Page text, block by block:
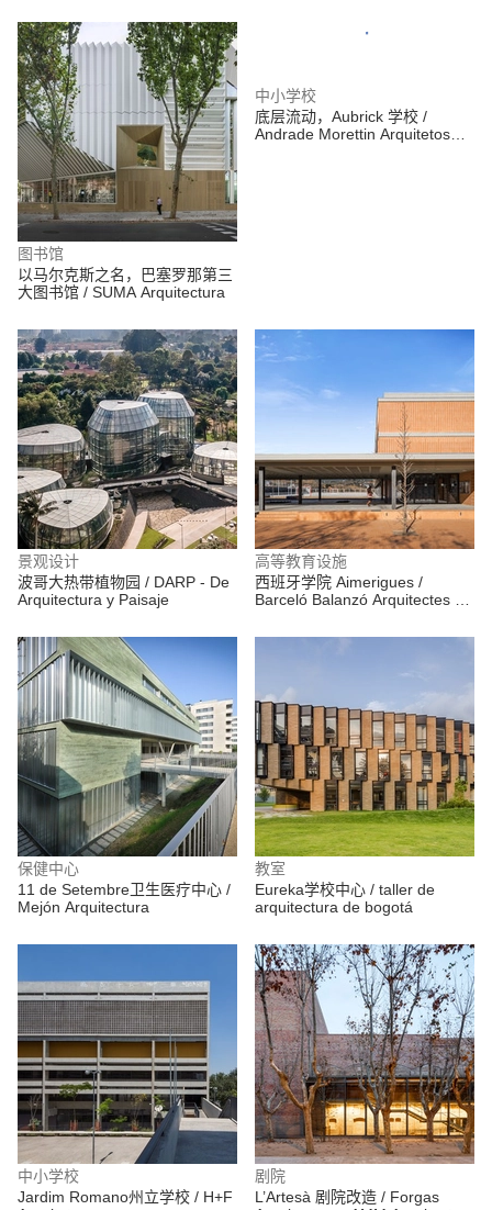
图书馆
以马尔克斯之名，巴塞罗那第三
大图书馆 / SUMA Arquitectura
中小学校
底层流动，Aubrick 学校 /
Andrade Morettin Arquitetos
景观设计
波哥大热带植物园 / DARP - De
Arquitectura y Paisaje
高等教育设施
西班牙学院 Aimerigues /
Barceló Balanzó Arquitectes +
保健中心
11 de Setembre卫生医疗中心 /
Mejón Arquitectura
教室
Eureka学校中心 / taller de
arquitectura de bogotá
中小学校
Jardim Romano州立学校 / H+F
剧院
L’Artesà 剧院改造 / Forgas